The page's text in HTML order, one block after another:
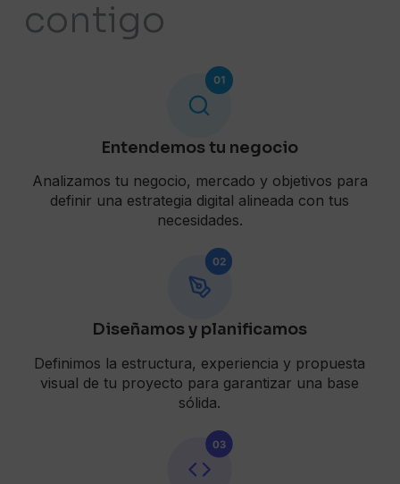
contigo
Entendemos tu negocio
Analizamos tu negocio, mercado y objetivos para
definir una estrategia digital alineada con tus
necesidades.
Diseñamos y planificamos
Definimos la estructura, experiencia y propuesta
visual de tu proyecto para garantizar una base
sólida.